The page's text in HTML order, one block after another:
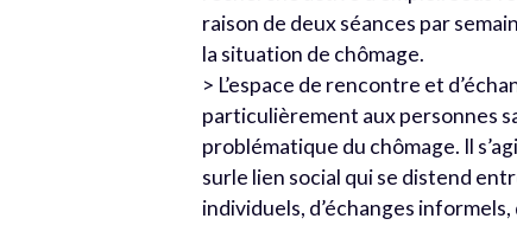
raison de deux séances par
la situation de chômage.
> L’espace de rencontre et
particulièrement aux personnes
problématique du chômage. Il
surle lien social qui se distend
individuels, d’échanges